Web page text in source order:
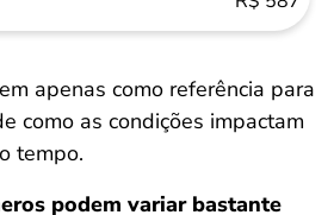
apenas como referência para
como as condições impactam
tempo.
podem variar bastante